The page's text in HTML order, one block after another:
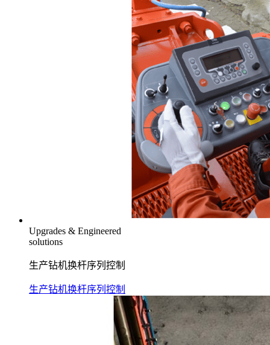
Upgrades & Engineered
solutions
生产钻机换杆序列控制
生产钻机换杆序列控制